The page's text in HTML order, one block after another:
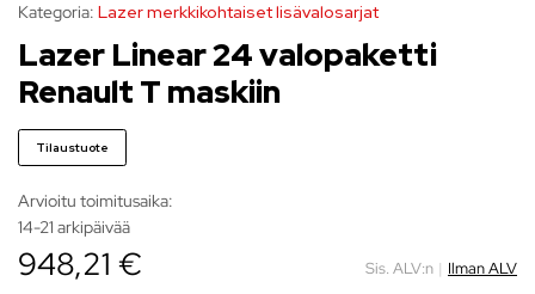
Kategoria: Lazer merkkikohtaiset lisävalosarjat
Lazer Linear 24 valopaketti
Renault T maskiin
Tilaustuote
Arvioitu toimitusaika:
14-21 arkipäivää
948,21 € Sis. ALV:n | Ilman ALV